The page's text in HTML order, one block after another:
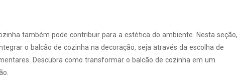
também pode contribuir para a estética do ambiente. Nesta seção,
o balcão de cozinha na decoração, seja através da escolha de
Descubra como transformar o balcão de cozinha em um